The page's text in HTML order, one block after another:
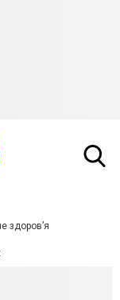
здоров’я